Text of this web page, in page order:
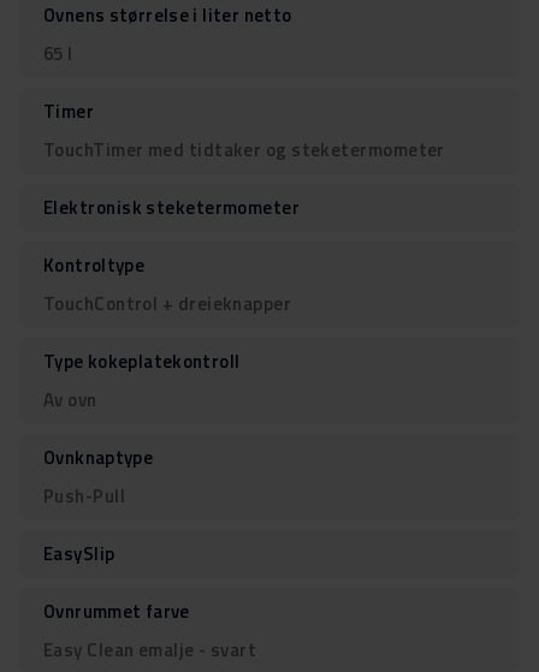
Ovnens størrelse i liter netto
65 l
Timer
TouchTimer med tidtaker og steketermometer
Elektronisk steketermometer
Kontroltype
TouchControl + dreieknapper
Type kokeplatekontroll
Av ovn
Ovnknaptype
Push-Pull
EasySlip
Ovnrummet farve
Easy Clean emalje - svart